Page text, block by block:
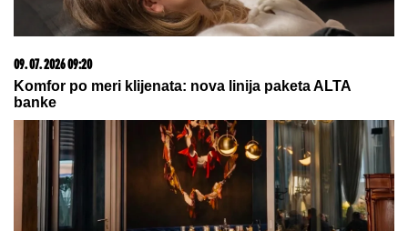
15. 07. 2026 07:44
Većina građana izgubi novac pre nego što stigne na
letovanje - ovih 7 troškova skoro niko ne planira